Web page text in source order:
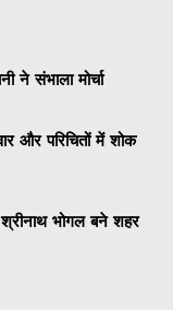
ने संभाला मोर्चा
और परिचितों में शोक
भोगल बने शहर